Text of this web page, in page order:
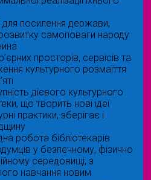
для посилення держави,
самоповаги народу
просторів, сервісів та
культурного розмаїття
дієвого культурного
що творить нові ідеї
практики, зберігає і
робота бібліотекарів
у безпечному, фізично
середовищі, з
навчання новим